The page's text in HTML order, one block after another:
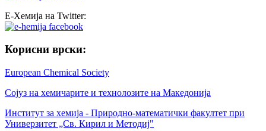
Е-Хемија на Twitter:
Корисни врски:
European Chemical Society
Сојуз на хемичарите и технолозите на Македонија
Институт за хемија - Природно-математички факултет при
Универзитет „Св. Кирил и Методиј"